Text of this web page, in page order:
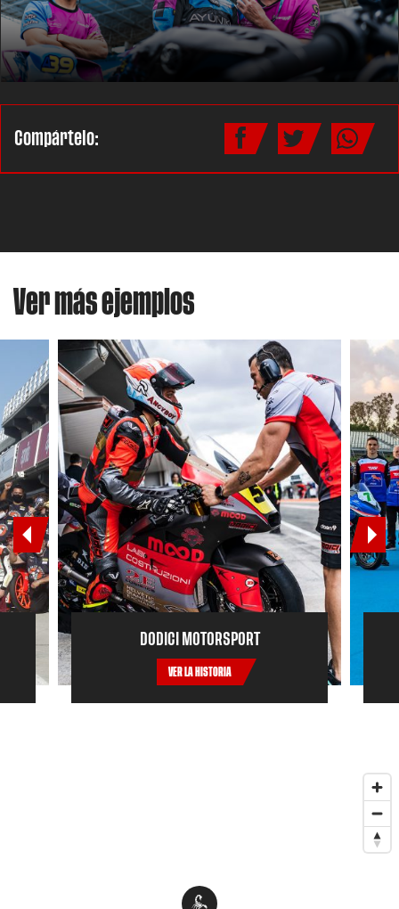
Compártelo:
Ver más ejemplos
DODICI MOTORSPORT
VER LA HISTORIA